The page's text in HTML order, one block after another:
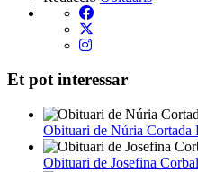
Et pot interessar
Obituari de Núria Cortada
Obituari de Josefina